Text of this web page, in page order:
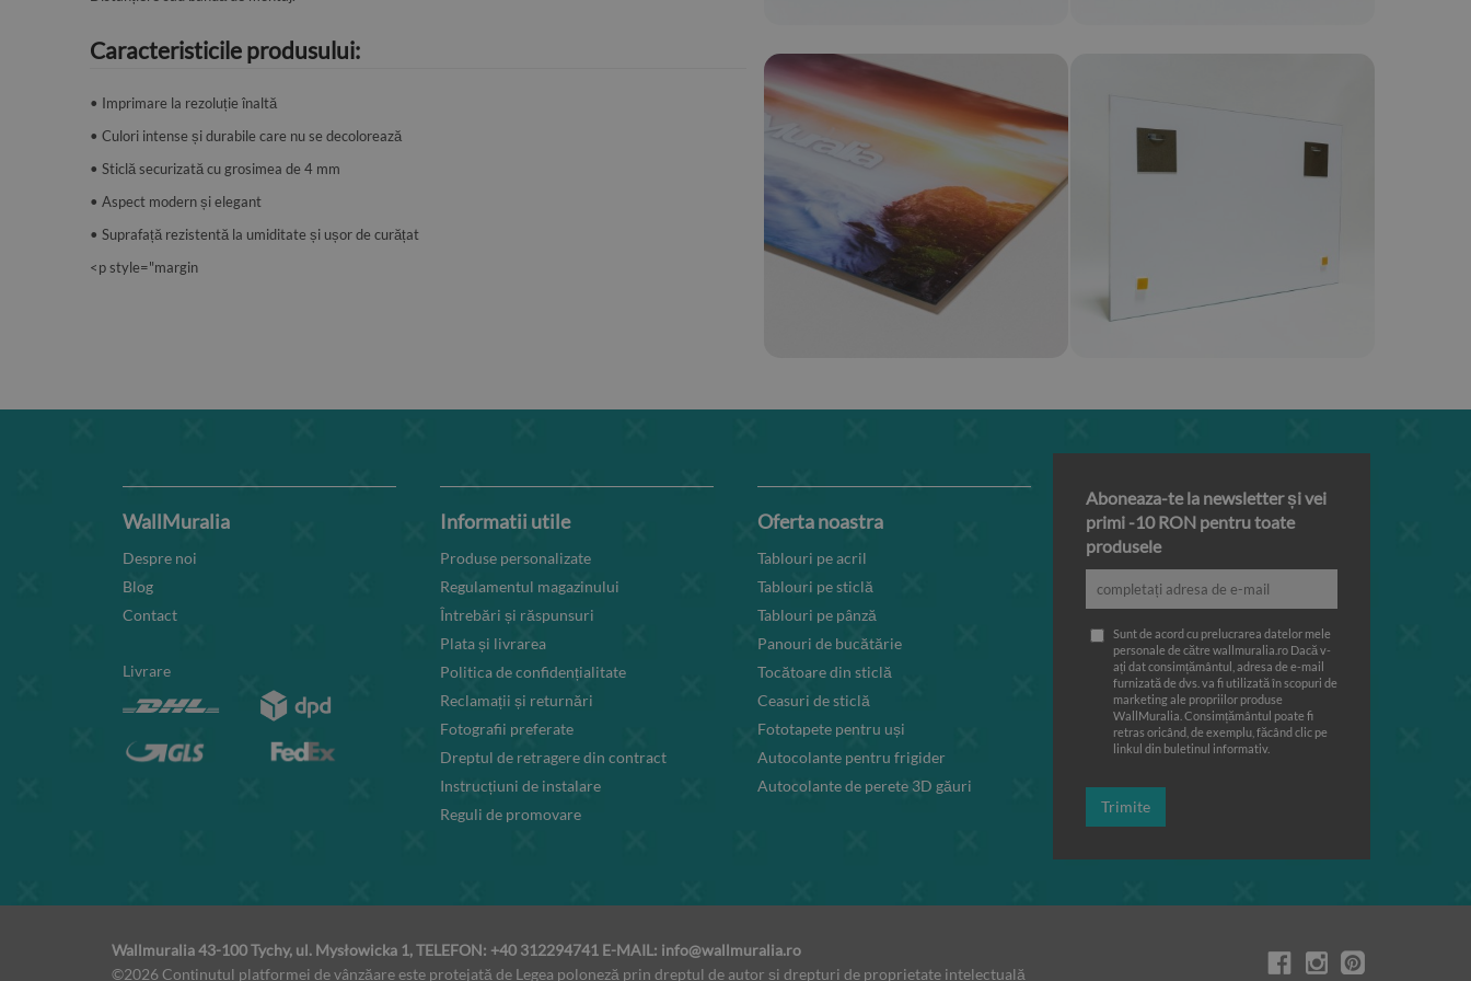
Caracteristicile produsului:
• Imprimare la rezoluție înaltă
• Culori intense și durabile care nu se decolorează
• Sticlă securizată cu grosimea de 4 mm
• Aspect modern și elegant
• Suprafață rezistentă la umiditate și ușor de curățat
<p style="margin
WallMuralia
Despre noi
Blog
Contact
Livrare
Informatii utile
Produse personalizate
Regulamentul magazinului
Întrebări și răspunsuri
Plata și livrarea
Politica de confidențialitate
Reclamații și returnări
Fotografii preferate
Dreptul de retragere din contract
Instrucțiuni de instalare
Reguli de promovare
Oferta noastra
Tablouri pe acril
Tablouri pe sticlă
Tablouri pe pânză
Panouri de bucătărie
Tocătoare din sticlă
Ceasuri de sticlă
Fototapete pentru uși
Autocolante pentru frigider
Autocolante de perete 3D găuri
Aboneaza-te la newsletter și vei
primi -10 RON pentru toate
produsele
Sunt de acord cu prelucrarea datelor mele
personale de către wallmuralia.ro Dacă v-
ați dat consimțământul, adresa de e-mail
furnizată de dvs. va fi utilizată în scopuri de
marketing ale propriilor produse
WallMuralia. Consimțământul poate fi
retras oricând, de exemplu, făcând clic pe
linkul din buletinul informativ.
Trimite
Wallmuralia 43-100 Tychy, ul. Mysłowicka 1, TELEFON: +40 312294741 E-MAIL: info@wallmuralia.ro
©2026 Conținutul platformei de vânzăare este protejată de Legea poloneză prin dreptul de autor și drepturi de proprietate intelectuală